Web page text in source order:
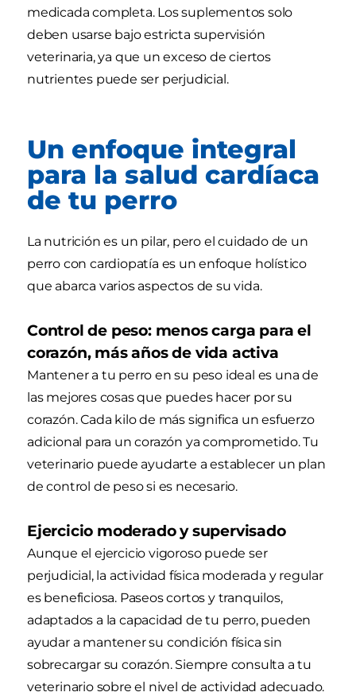
medicada completa. Los suplementos solo
deben usarse bajo estricta supervisión
veterinaria, ya que un exceso de ciertos
nutrientes puede ser perjudicial.
Un enfoque integral
para la salud cardíaca
de tu perro
La nutrición es un pilar, pero el cuidado de un
perro con cardiopatía es un enfoque holístico
que abarca varios aspectos de su vida.
Control de peso: menos carga para el
corazón, más años de vida activa
Mantener a tu perro en su peso ideal es una de
las mejores cosas que puedes hacer por su
corazón. Cada kilo de más significa un esfuerzo
adicional para un corazón ya comprometido. Tu
veterinario puede ayudarte a establecer un plan
de control de peso si es necesario.
Ejercicio moderado y supervisado
Aunque el ejercicio vigoroso puede ser
perjudicial, la actividad física moderada y regular
es beneficiosa. Paseos cortos y tranquilos,
adaptados a la capacidad de tu perro, pueden
ayudar a mantener su condición física sin
sobrecargar su corazón. Siempre consulta a tu
veterinario sobre el nivel de actividad adecuado.